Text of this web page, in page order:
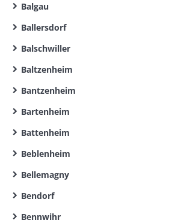
Balgau
Ballersdorf
Balschwiller
Baltzenheim
Bantzenheim
Bartenheim
Battenheim
Beblenheim
Bellemagny
Bendorf
Bennwihr